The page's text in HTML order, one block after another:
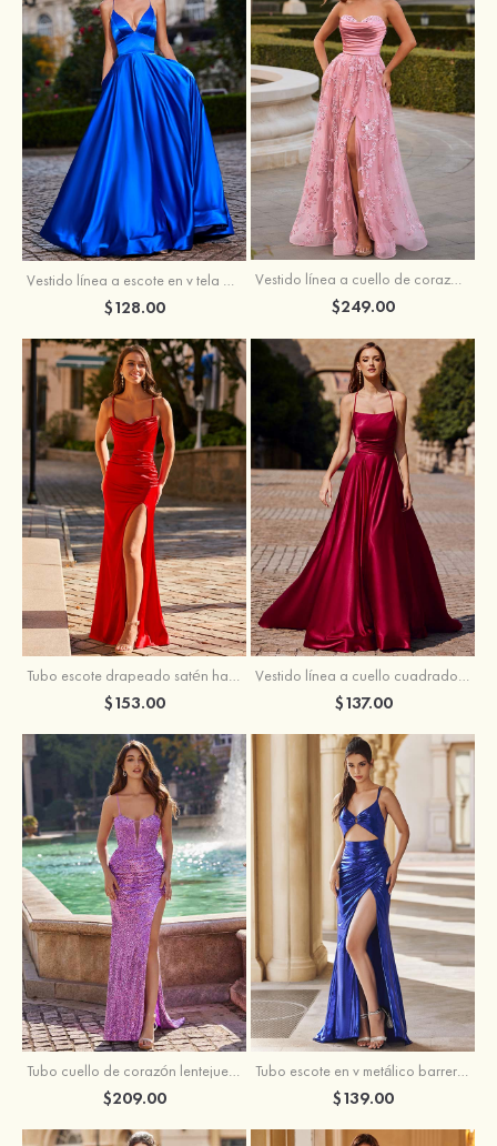
Vestido línea a escote en v tela charmeuse hasta el suelo vestido de graduación
$128.00
Vestido línea a cuello de corazón tul cola de barrido vestido de graduación
$249.00
Tubo escote drapeado satén hasta el suelo vestido de graduación
$153.00
Vestido línea a cuello cuadrado tela charmeuse barrer tren vestido de graduación
$137.00
Tubo cuello de corazón lentejuelas barrer tren vestido de graduación
$209.00
Tubo escote en v metálico barrer tren vestido de graduación
$139.00